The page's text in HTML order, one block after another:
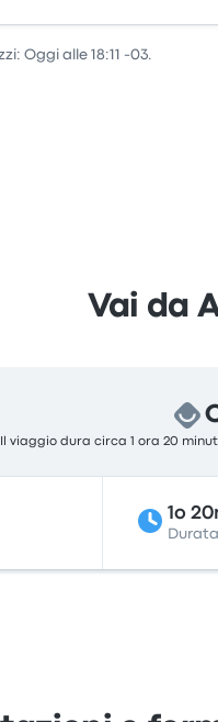
Oggi alle 18:11 -03.
Vai da
Il viaggio dura circa 1 ora 20
1o